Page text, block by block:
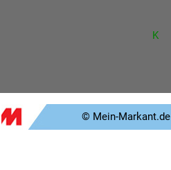
K
© Mein-Markant.de